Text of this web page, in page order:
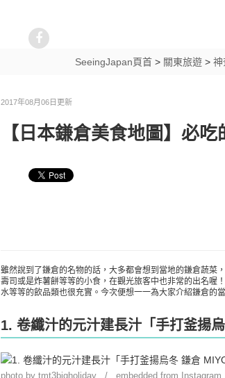
SeeingJapan頁首> 關東旅遊> 神
2017年08月06日更新
【日本鎌倉美食地圖】必
雖然說到了鎌倉的名物的話，大多都會想到當地的鎌倉蔬菜
壽司或是炸薯餅等等的小食，在觀光旅客中也非常的出名喔
水等等的飲品類也很充實。今次便想一一為大家介紹鎌倉的
1. 卷纖汁的元汁建長汁「手打釜揚
photo by tmt3bigholiday / embedded from Instagram